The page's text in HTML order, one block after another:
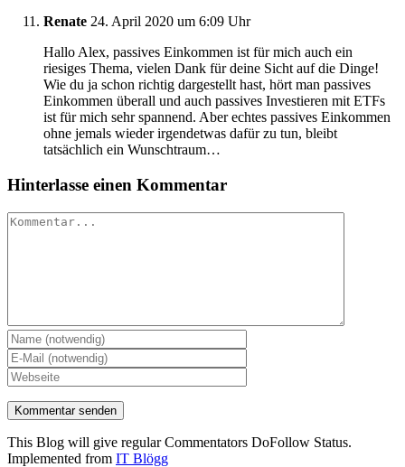
Renate 24. April 2020 um 6:09 Uhr
Hallo Alex, passives Einkommen ist für mich auch ein
riesiges Thema, vielen Dank für deine Sicht auf die Dinge!
Wie du ja schon richtig dargestellt hast, hört man passives
Einkommen überall und auch passives Investieren mit ETFs
ist für mich sehr spannend. Aber echtes passives Einkommen
ohne jemals wieder irgendetwas dafür zu tun, bleibt
tatsächlich ein Wunschtraum…
Hinterlasse einen Kommentar
Kommentar
This Blog will give regular Commentators DoFollow Status.
Implemented from IT Blögg